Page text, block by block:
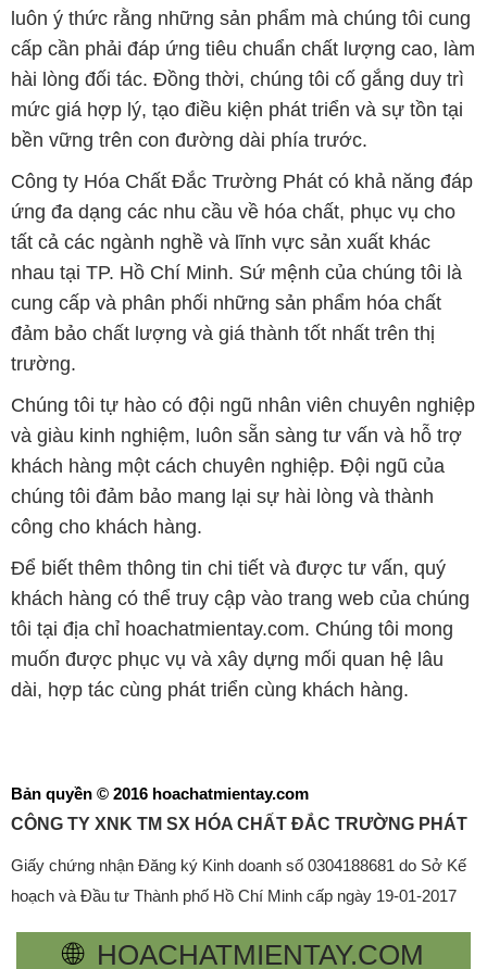
luôn ý thức rằng những sản phẩm mà chúng tôi cung
cấp cần phải đáp ứng tiêu chuẩn chất lượng cao, làm
hài lòng đối tác. Đồng thời, chúng tôi cố gắng duy trì
mức giá hợp lý, tạo điều kiện phát triển và sự tồn tại
bền vững trên con đường dài phía trước.
Công ty Hóa Chất Đắc Trường Phát có khả năng đáp
ứng đa dạng các nhu cầu về hóa chất, phục vụ cho
tất cả các ngành nghề và lĩnh vực sản xuất khác
nhau tại TP. Hồ Chí Minh. Sứ mệnh của chúng tôi là
cung cấp và phân phối những sản phẩm hóa chất
đảm bảo chất lượng và giá thành tốt nhất trên thị
trường.
Chúng tôi tự hào có đội ngũ nhân viên chuyên nghiệp
và giàu kinh nghiệm, luôn sẵn sàng tư vấn và hỗ trợ
khách hàng một cách chuyên nghiệp. Đội ngũ của
chúng tôi đảm bảo mang lại sự hài lòng và thành
công cho khách hàng.
Để biết thêm thông tin chi tiết và được tư vấn, quý
khách hàng có thể truy cập vào trang web của chúng
tôi tại địa chỉ hoachatmientay.com. Chúng tôi mong
muốn được phục vụ và xây dựng mối quan hệ lâu
dài, hợp tác cùng phát triển cùng khách hàng.
Bản quyền © 2016 hoachatmientay.com
CÔNG TY XNK TM SX HÓA CHẤT ĐẮC TRƯỜNG PHÁT
Giấy chứng nhận Đăng ký Kinh doanh số 0304188681 do Sở Kế
hoạch và Đầu tư Thành phố Hồ Chí Minh cấp ngày 19-01-2017
🌐 HOACHATMIENTAY.COM